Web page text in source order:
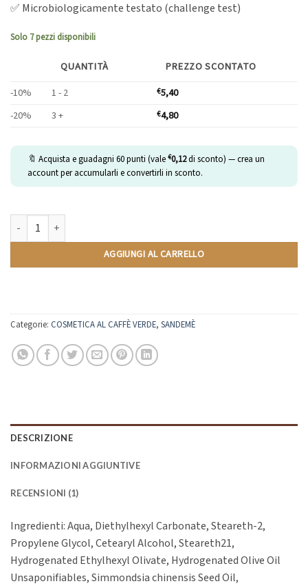
✅ Microbiologicamente testato (challenge test)
Solo 7 pezzi disponibili
QUANTITÀ
PREZZO SCONTATO
-10%
1 - 2 €5,40
-20%
3 + €4,80
🔖 Acquista e guadagni 60punti (vale €0,12di sconto) — crea un
account per accumularli e convertirli in sconto.
Crema Mani protettiva con Estratto di Caffè Verde (50ml) quantità
AGGIUNGI AL CARRELLO
Categorie: COSMETICA AL CAFFÈ VERDE, SANDEMÈ
DESCRIZIONE
INFORMAZIONI AGGIUNTIVE
RECENSIONI (1)
Ingredienti: Aqua, Diethylhexyl Carbonate, Steareth-2,
Propylene Glycol, Cetearyl Alcohol, Steareth21,
Hydrogenated Ethylhexyl Olivate, Hydrogenated Olive Oil
Unsaponifiables, Simmondsia chinensis Seed Oil,